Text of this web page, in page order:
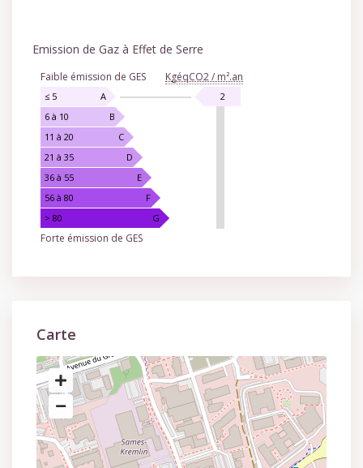
Emission de Gaz à Effet de Serre
EMISSION
DE
GAZ
EFFET
DE
SERRE
Faible émission de GES KgéqCO2 / m².an
≤ 5
A
6 à 10
B
11 à 20
C
21 à 35
D
36 à 55
E
56 à 80
F
> 80
G
2KgéqCO2
Forte émission de GES
Carte